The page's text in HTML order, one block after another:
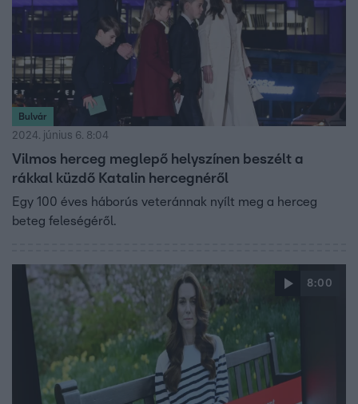
Bulvár
2024. június 6. 8:04
Vilmos herceg meglepő helyszínen beszélt a
rákkal küzdő Katalin hercegnéről
Egy 100 éves háborús veteránnak nyílt meg a herceg
beteg feleségéről.
8:00